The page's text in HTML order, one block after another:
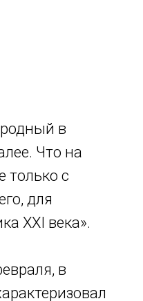
в
Что на
только с
для
XXI века».
в